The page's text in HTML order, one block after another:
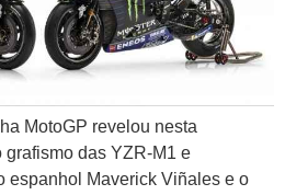
MotoGP revelou nesta
das YZR-M1 e
espanhol Maverick Viñales e o